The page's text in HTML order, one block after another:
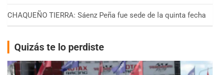
CHAQUEÑO TIERRA: Sáenz Peña fue sede de la quinta fecha
Quizás te lo perdiste